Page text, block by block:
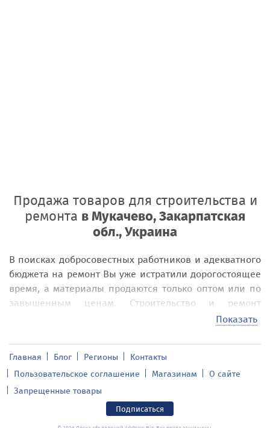
Продажа товаров для строительства и
ремонта в Мукачево, Закарпатская
обл., Украина
В поисках добросовестных работников и адекватного
бюджета на ремонт Вы уже истратили дорогостоящее
время, а материалы продаются только оптом или по
завышенным ценам. Строительство и ремонт
превращается в головную боль и требует полной
addnew.biz поможет в решении всех проблем,
связанных с строительством или ремонтом – частного
дома, квартиры, офиса, здания целого предприятия
Мукачево, Закарпатская обл., Украина
Окна, двери, сантехника, электрика, трубы и
конструкции для отопления, товары для покраски и
Показать
Главная Блог Регионы
Контакты
Пользовательское соглашение
Магазинам
О сайте
Запрещенные товары
Подписаться